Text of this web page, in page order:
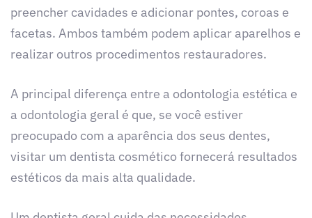
preencher cavidades e adicionar pontes, coroas e
facetas. Ambos também podem aplicar aparelhos e
realizar outros procedimentos restauradores.
A principal diferença entre a odontologia estética e
a odontologia geral é que, se você estiver
preocupado com a aparência dos seus dentes,
visitar um dentista cosmético fornecerá resultados
estéticos da mais alta qualidade.